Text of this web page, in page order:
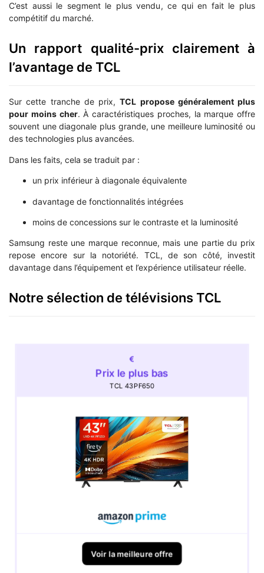
C’est aussi le segment le plus vendu, ce qui en fait le plus
compétitif du marché.
Un rapport qualité-prix clairement à
l’avantage de TCL
Sur cette tranche de prix,TCL propose généralement plus
pour moins cher. À caractéristiques proches, la marque offre
souvent une diagonale plus grande, une meilleure luminosité ou
des technologies plus avancées.
Dans les faits, cela se traduit par :
un prix inférieur à diagonale équivalente
davantage de fonctionnalités intégrées
moins de concessions sur le contraste et la luminosité
Samsung reste une marque reconnue, mais une partie du prix
repose encore sur la notoriété. TCL, de son côté, investit
davantage dans l’équipement et l’expérience utilisateur réelle.
Notre sélection de télévisions TCL
Prix le plus bas
TCL 43PF650
Voir la meilleure offre